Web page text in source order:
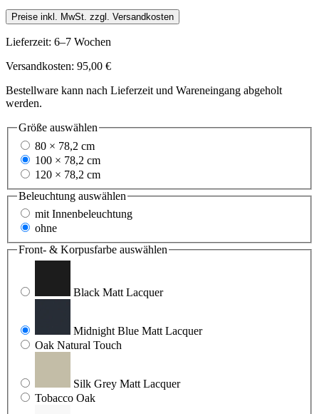
Preise inkl. MwSt. zzgl. Versandkosten
Lieferzeit: 6–7 Wochen
Versandkosten: 95,00 €
Bestellware kann nach Lieferzeit und Wareneingang abgeholt
werden.
Größe auswählen
80 × 78,2 cm
100 × 78,2 cm
120 × 78,2 cm
Beleuchtung auswählen
mit Innenbeleuchtung
ohne
Front- & Korpusfarbe auswählen
Black Matt Lacquer
Midnight Blue Matt Lacquer
Oak Natural Touch
Silk Grey Matt Lacquer
Tobacco Oak